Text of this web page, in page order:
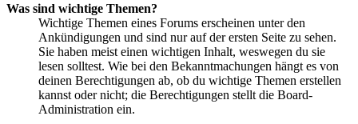
Was sind wichtige Themen?
Wichtige Themen eines Forums erscheinen unter den
Ankündigungen und sind nur auf der ersten Seite zu sehen.
Sie haben meist einen wichtigen Inhalt, weswegen du sie
lesen solltest. Wie bei den Bekanntmachungen hängt es von
deinen Berechtigungen ab, ob du wichtige Themen erstellen
kannst oder nicht; die Berechtigungen stellt die Board-
Administration ein.